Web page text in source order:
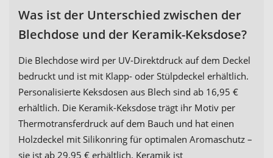
Was ist der Unterschied zwischen der
Blechdose und der Keramik-Keksdose?
Die Blechdose wird per UV-Direktdruck auf dem Deckel
bedruckt und ist mit Klapp- oder Stülpdeckel erhältlich.
Personalisierte Keksdosen aus Blech sind ab 16,95 €
erhältlich. Die Keramik-Keksdose trägt ihr Motiv per
Thermotransferdruck auf dem Bauch und hat einen
Holzdeckel mit Silikonring für optimalen Aromaschutz –
sie ist ab 29,95 € erhältlich. Keramik ist